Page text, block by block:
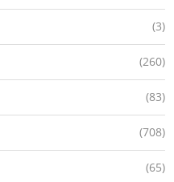
(3)
(260)
(83)
(708)
(65)